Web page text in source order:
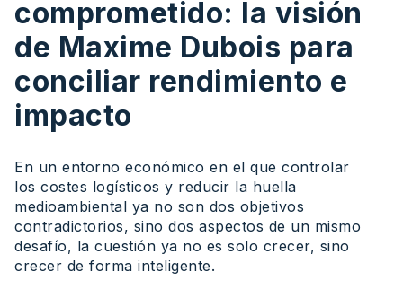
comprometido: la visión
de Maxime Dubois para
conciliar rendimiento e
impacto
En un entorno económico en el que controlar
los costes logísticos y reducir la huella
medioambiental ya no son dos objetivos
contradictorios, sino dos aspectos de un mismo
desafío, la cuestión ya no es solo crecer, sino
crecer de forma inteligente.